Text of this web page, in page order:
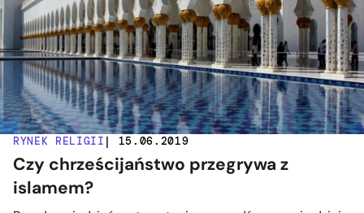
RYNEK RELIGII | 15.06.2019
Czy chrześcijaństwo przegrywa z
islamem?